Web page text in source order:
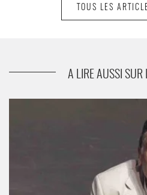
TOUS LES
A LIRE AUSSI SUR